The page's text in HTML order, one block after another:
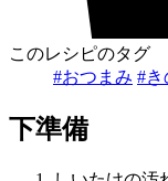
このレシピのタグ
#おつまみ #き
下準備